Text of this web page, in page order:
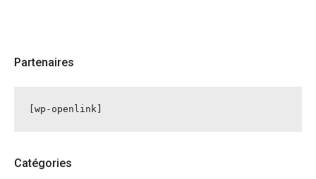
Partenaires
[wp-openlink]
Catégories